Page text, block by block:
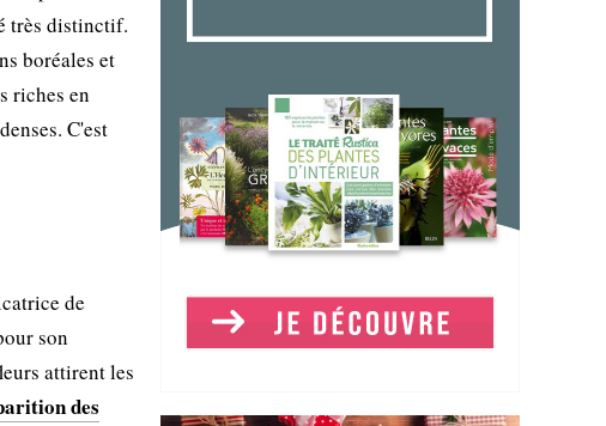
très distinctif.
boréales et
riches en
C'est
de
son
attirent les
des